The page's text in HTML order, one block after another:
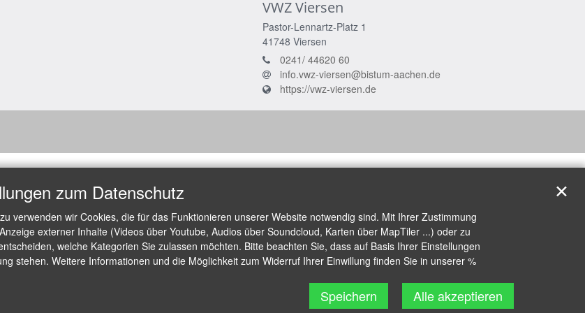
VWZ Viersen
Pastor-Lennartz-Platz 1
41748 Viersen
0241/ 44620 60
info.vwz-viersen@bistum-aachen.de
https://vwz-viersen.de
zum Datenschutz
verwenden wir Cookies, die für das Funktionieren unserer Website notwendig sind. Mit Ihrer Zustimmung
externer Inhalte (Videos über Youtube, Audios über Soundcloud, Karten über MapTiler ...) oder zu
welche Kategorien Sie zulassen möchten. Bitte beachten Sie, dass auf Basis Ihrer Einstellungen
stehen. Weitere Informationen und die Möglichkeit zum Widerruf Ihrer Einwillung finden Sie in unserer %
Speichern Alle akzeptieren
✕